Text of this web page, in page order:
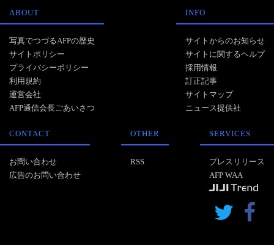
ABOUT
写真でつづるAFPの歴史
サイトポリシー
プライバシーポリシー
利用規約
運営会社
AFP通信会長ごあいさつ
INFO
サイトからのお知らせ
サイトに関するヘルプ
採用情報
訂正記事
サイトマップ
ニュース提供社
CONTACT
お問い合わせ
広告のお問い合わせ
OTHER
RSS
SERVICES
プレスリリース
AFP WAA